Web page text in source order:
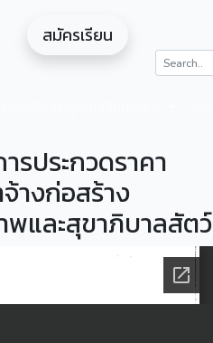
สมัครเรียน
รประกวดราคา
างก่อสร้าง
และสุขาภิบาลสัตว์